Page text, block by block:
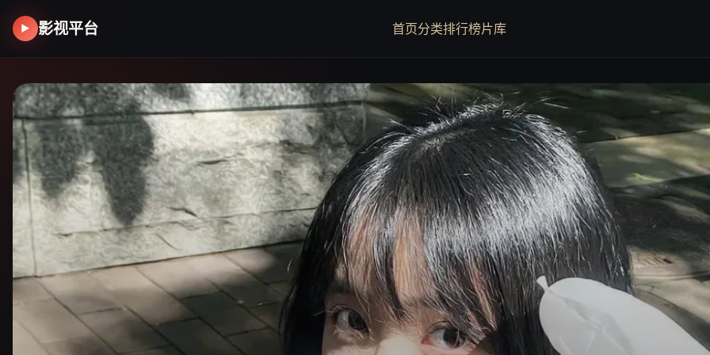
▶ 影视平台 首页分类排行榜片库
立即观看 热播榜
立即观看 热播榜
立即观看 热播榜